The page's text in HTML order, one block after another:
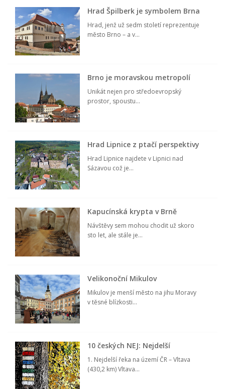
Hrad Špilberk je symbolem Brna
Hrad, jenž už sedm století reprezentuje
město Brno – a v...
Brno je moravskou metropolí
Unikát nejen pro středoevropský
prostor, spoustu...
Hrad Lipnice z ptačí perspektivy
Hrad Lipnice najdete v Lipnici nad
Sázavou což je...
Kapucínská krypta v Brně
Návštěvy sem mohou chodit už skoro
sto let, ale stále je...
Velikonoční Mikulov
Mikulov je menší město na jihu Moravy
v těsné blízkosti...
10 českých NEJ: Nejdelší
1. Nejdelší řeka na území ČR – Vltava
(430,2 km) Vltava...